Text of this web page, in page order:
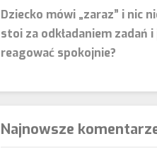
Dziecko mówi „zaraz” i nic
stoi za odkładaniem zadań i
reagować spokojnie?
Najnowsze